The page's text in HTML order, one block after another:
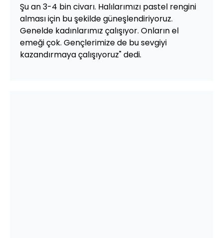
Şu an 3-4 bin civarı. Halılarımızı pastel rengini
alması için bu şekilde güneşlendiriyoruz.
Genelde kadınlarımız çalışıyor. Onların el
emeği çok. Gençlerimize de bu sevgiyi
kazandırmaya çalışıyoruz" dedi.